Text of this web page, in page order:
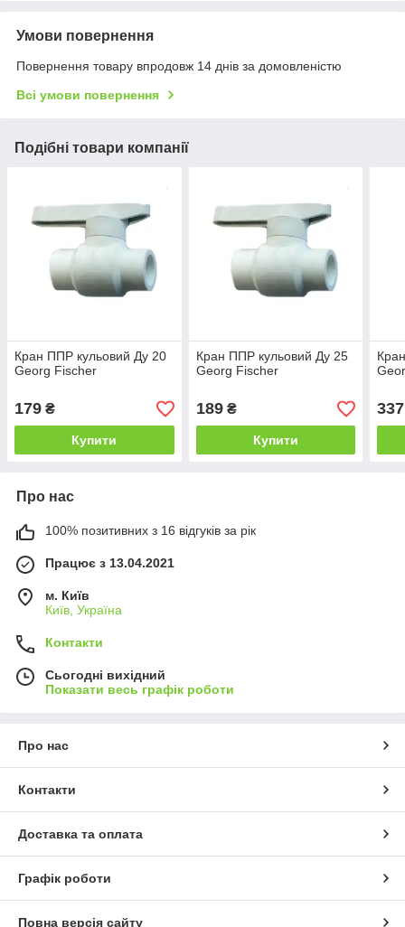
Умови повернення
Повернення товару впродовж 14 днів за домовленістю
Всі умови повернення
Подібні товари компанії
Кран ППР кульовий Ду 20
Georg Fischer
179 ₴
Купити
Кран ППР кульовий Ду 25
Georg Fischer
189₴
Купити
337
Про нас
100% позитивних з 16 відгуків за рік
Працює з 13.04.2021
м. Київ
Київ, Україна
Контакти
Сьогодні вихідний
Показати весь графік роботи
Про нас
Контакти
Доставка та оплата
Графік роботи
Повна версія сайту